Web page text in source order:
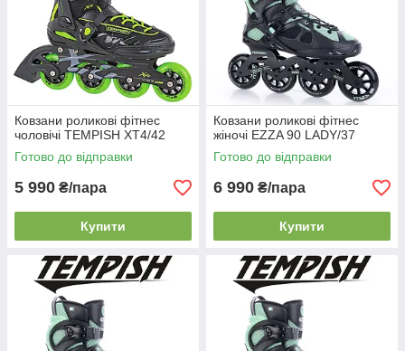
Ковзани роликові фітнес
чоловічі TEMPISH XT4/42
Готово до відправки
5 990 ₴/пара
Купити
Ковзани роликові фітнес
жіночі EZZA 90 LADY/37
Готово до відправки
6 990 ₴/пара
Купити